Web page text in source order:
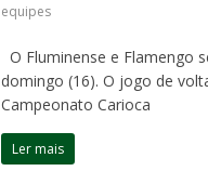
equipes
O Fluminense e Flamengo
domingo (16). O jogo de
Campeonato Carioca
Ler mais